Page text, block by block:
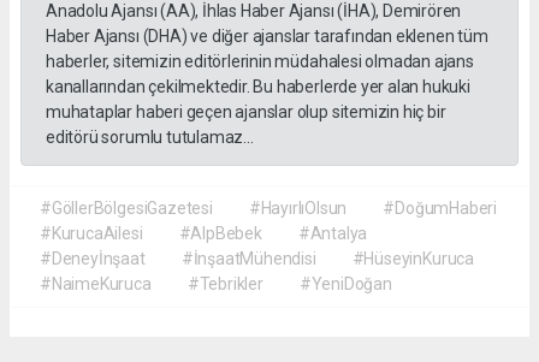
Anadolu Ajansı (AA), İhlas Haber Ajansı (İHA), Demirören
Haber Ajansı (DHA) ve diğer ajanslar tarafından eklenen tüm
haberler, sitemizin editörlerinin müdahalesi olmadan ajans
kanallarından çekilmektedir. Bu haberlerde yer alan hukuki
muhataplar haberi geçen ajanslar olup sitemizin hiç bir
editörü sorumlu tutulamaz...
#GöllerBölgesiGazetesi #HayırlıOlsun
#DoğumHaberi
#KurucaAilesi
#AlpBebek
#Antalya
#Deneyİnşaat
#İnşaatMühendisi
#HüseyinKuruca
#NaimeKuruca
#Tebrikler #YeniDoğan